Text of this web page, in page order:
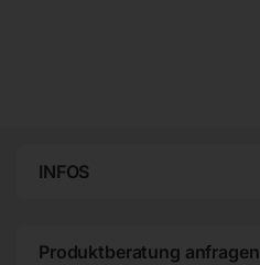
INFOS
Produktberatung anfragen